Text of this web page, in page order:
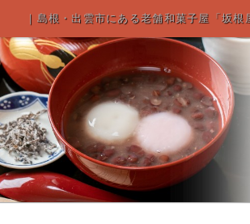
｜島根・出雲市にある老舗和菓子屋「坂